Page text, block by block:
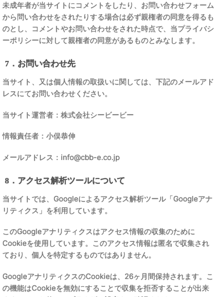
未成年者が当サイトにコメントをしたり、お問い合わせフォーム
から問い合わせをされたりする場合は必ず親権者の同意を得るも
のとし、コメントやお問い合わせをされた時点で、当プライバシ
ーポリシーに対して親権者の同意があるものとみなします。
7．お問い合わせ先
当サイト、又は個人情報の取扱いに関しては、下記のメールアド
レスにてお問い合わせください。
当サイト運営者：株式会社シービービー
情報責任者：小俣恭伸
メールアドレス：info@cbb-e.co.jp
8．アクセス解析ツールについて
当サイトでは、Googleによるアクセス解析ツール「Googleアナ
リティクス」を利用しています。
このGoogleアナリティクスはアクセス情報の収集のために
Cookieを使用しています。このアクセス情報は匿名で収集され
ており、個人を特定するものではありません。
GoogleアナリティクスのCookieは、26ヶ月間保持されます。こ
の機能はCookieを無効にすることで収集を拒否することが出来